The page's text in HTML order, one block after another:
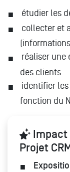
étudier les
collecter et
réaliser une
des clients
identifier
fonction du
Projet CRM